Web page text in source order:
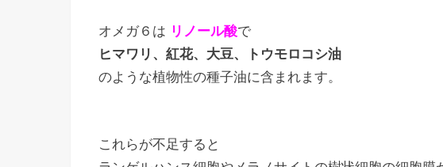
オメガ６は リノール酸で
ヒマワリ、紅花、大豆、トウモロコシ油
のような植物性の種子油に含まれます。
これらが不足すると